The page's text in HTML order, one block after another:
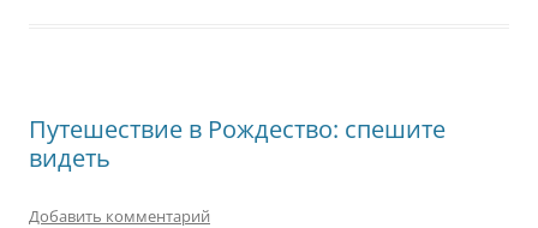
Путешествие в Рождество: спешите
видеть
Добавить комментарий